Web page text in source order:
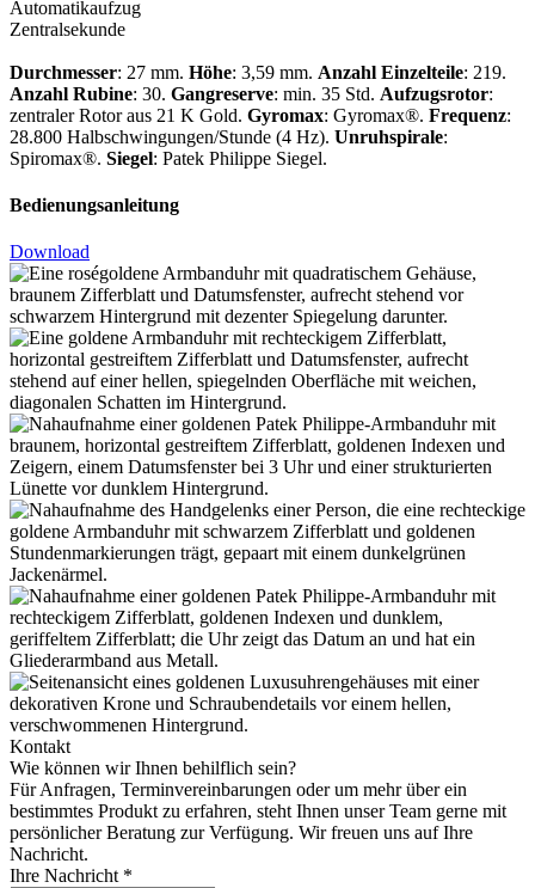
Automatikaufzug
Zentralsekunde
Durchmesser: 27 mm. Höhe: 3,59 mm. Anzahl Einzelteile: 219.
Anzahl Rubine: 30. Gangreserve: min. 35 Std. Aufzugsrotor:
zentraler Rotor aus 21 K Gold. Gyromax: Gyromax®. Frequenz:
28.800 Halbschwingungen/Stunde (4 Hz). Unruhspirale:
Spiromax®. Siegel: Patek Philippe Siegel.
Bedienungsanleitung
Download
Kontakt
Wie können wir Ihnen behilflich sein?
Für Anfragen, Terminvereinbarungen oder um mehr über ein
bestimmtes Produkt zu erfahren, steht Ihnen unser Team gerne mit
persönlicher Beratung zur Verfügung. Wir freuen uns auf Ihre
Nachricht.
Ihre Nachricht *